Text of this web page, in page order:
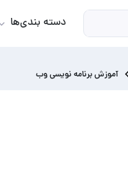
دسته بندی‌ها
آموزش برنامه نویسی وب